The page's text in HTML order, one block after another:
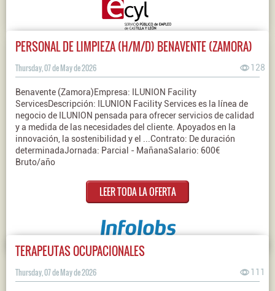
PERSONAL DE LIMPIEZA (H/M/D) BENAVENTE (ZAMORA)
Thursday, 07 de May de 2026 128
Benavente (Zamora)Empresa: ILUNION Facility
ServicesDescripción: ILUNION Facility Services es la línea de
negocio de ILUNION pensada para ofrecer servicios de calidad
y a medida de las necesidades del cliente. Apoyados en la
innovación, la sostenibilidad y el ...Contrato: De duración
determinadaJornada: Parcial - MañanaSalario: 600€
Bruto/año
LEER TODA LA OFERTA
TERAPEUTAS OCUPACIONALES
Thursday, 07 de May de 2026 111